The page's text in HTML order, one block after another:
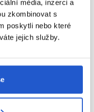
média, inzerci a
zkombinovat s
poskytli nebo které
jejich služby.